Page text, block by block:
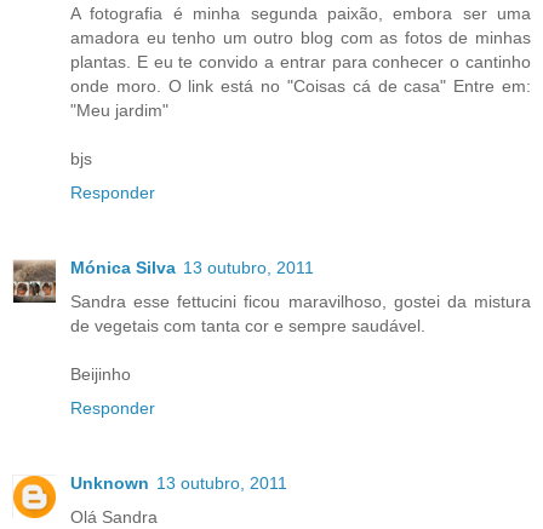
A fotografia é minha segunda paixão, embora ser uma
amadora eu tenho um outro blog com as fotos de minhas
plantas. E eu te convido a entrar para conhecer o cantinho
onde moro. O link está no "Coisas cá de casa" Entre em:
"Meu jardim"
bjs
Responder
Mónica Silva 13 outubro, 2011
Sandra esse fettucini ficou maravilhoso, gostei da mistura
de vegetais com tanta cor e sempre saudável.
Beijinho
Responder
Unknown 13 outubro, 2011
Olá Sandra